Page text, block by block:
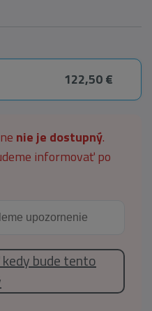
122,50 €
nie je dostupný.
informovať po
bude tento